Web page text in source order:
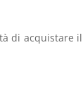
di acquistare il